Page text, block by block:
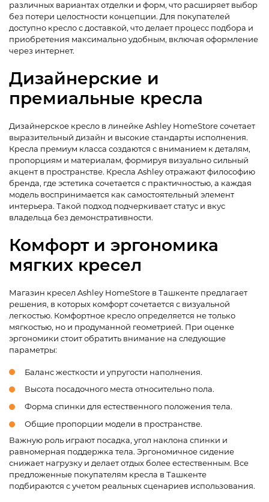
различных вариантах отделки и форм, что расширяет выбор
без потери целостности концепции. Для покупателей
доступно кресло с доставкой, что делает процесс подбора и
приобретения максимально удобным, включая оформление
через интернет.
Дизайнерские и
премиальные кресла
Дизайнерское кресло в линейке Ashley HomeStore сочетает
выразительный дизайн и высокие стандарты исполнения.
Кресла премиум класса создаются с вниманием к деталям,
пропорциям и материалам, формируя визуально сильный
акцент в пространстве. Кресла Ashley отражают философию
бренда, где эстетика сочетается с практичностью, а каждая
модель воспринимается как самостоятельный элемент
интерьера. Такой подход подчеркивает статус и вкус
владельца без демонстративности.
Комфорт и эргономика
мягких кресел
Магазин кресел Ashley HomeStore в Ташкенте предлагает
решения, в которых комфорт сочетается с визуальной
легкостью. Комфортное кресло определяется не только
мягкостью, но и продуманной геометрией. При оценке
эргономики стоит обратить внимание на следующие
параметры:
Баланс жесткости и упругости наполнения.
Высота посадочного места относительно пола.
Форма спинки для естественного положения тела.
Общие пропорции модели в пространстве.
Важную роль играют посадка, угол наклона спинки и
равномерная поддержка тела. Эргономичное сидение
снижает нагрузку и делает отдых более естественным. Все
предложенные покупателям кресла в Ташкенте
подбираются с учетом реальных сценариев использования.